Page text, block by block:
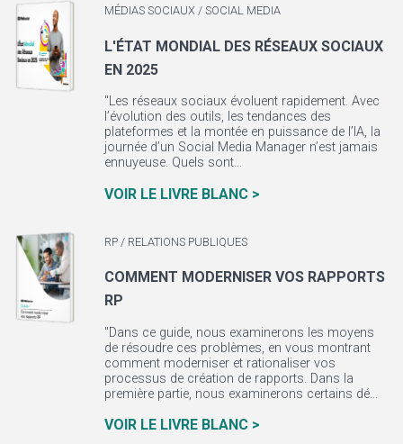
MÉDIAS SOCIAUX / SOCIAL MEDIA
L'ÉTAT MONDIAL DES RÉSEAUX SOCIAUX
EN 2025
"Les réseaux sociaux évoluent rapidement. Avec
l’évolution des outils, les tendances des
plateformes et la montée en puissance de l’IA, la
journée d’un Social Media Manager n’est jamais
ennuyeuse. Quels sont...
VOIR LE LIVRE BLANC >
RP / RELATIONS PUBLIQUES
COMMENT MODERNISER VOS RAPPORTS
RP
"Dans ce guide, nous examinerons les moyens
de résoudre ces problèmes, en vous montrant
comment moderniser et rationaliser vos
processus de création de rapports. Dans la
première partie, nous examinerons certains dé...
VOIR LE LIVRE BLANC >